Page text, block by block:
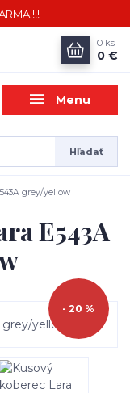
!!!
Menu
Hľadať
0 ks
0 €
grey/yellow
E543A
- 20 %